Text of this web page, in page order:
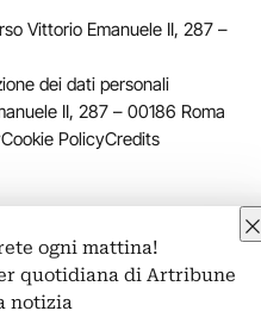
Vittorio Emanuele II, 287 –
dei dati personali
II, 287 – 00186 Roma
Cookie PolicyCredits
ogni mattina!
quotidiana di Artribune
notizia